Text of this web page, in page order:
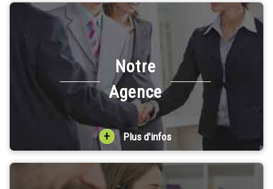
Notre
Agence
+ Plus d'infos